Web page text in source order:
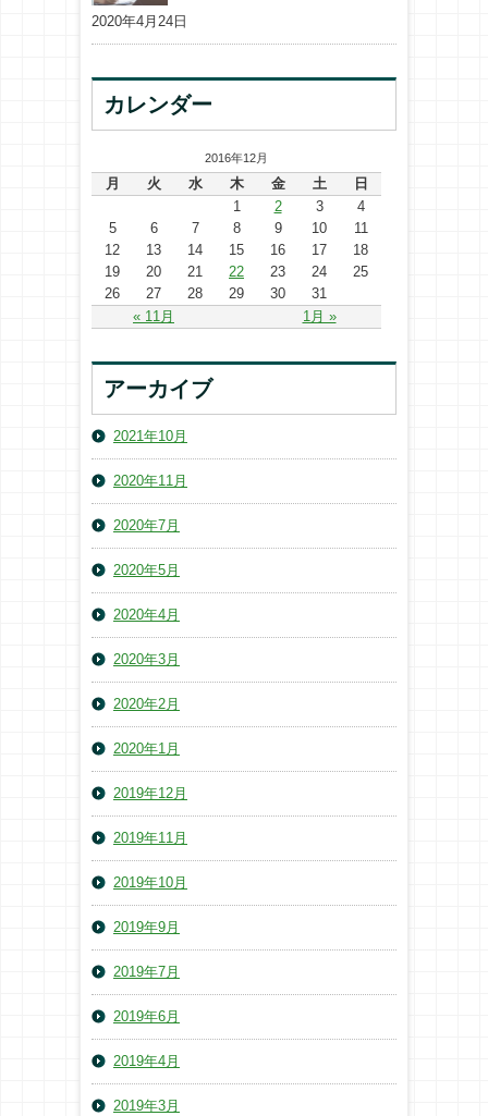
2020年4月24日
カレンダー
2016年12月
月 火 水 木 金 土 日
« 11月 1月 »
1 2 3
4
5
6 7 8 9 10
11
12
13 14 15 16 17
18
19
20 21 22 23 24
25
26
27 28 29 30 31
アーカイブ
2021年10月
2020年11月
2020年7月
2020年5月
2020年4月
2020年3月
2020年2月
2020年1月
2019年12月
2019年11月
2019年10月
2019年9月
2019年7月
2019年6月
2019年4月
2019年3月